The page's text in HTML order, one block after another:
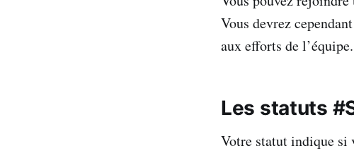
Vous devrez
aux efforts de l’équipe.
Les statuts
Votre statut indique si